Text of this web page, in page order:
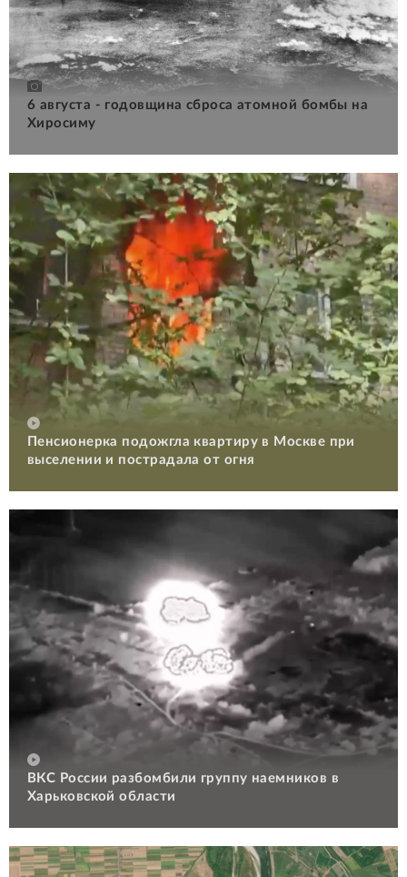
6 августа - годовщина сброса атомной бомбы на
Хиросиму
Пенсионерка подожгла квартиру в Москве при
выселении и пострадала от огня
ВКС России разбомбили группу наемников в
Харьковской области